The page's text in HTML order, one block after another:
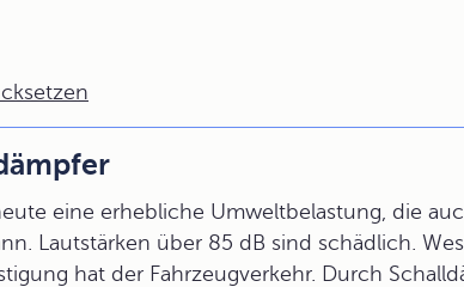
eine erhebliche Umweltbelastung, die
Lautstärken über 85 dB sind schädlich.
hat der Fahrzeugverkehr. Durch